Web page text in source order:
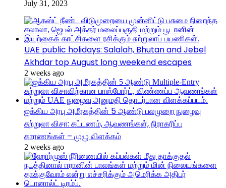
July 31, 2023
UAE public holidays: Salalah, Bhutan and Jebel
Akhdar top August long weekend escapes
2 weeks ago
ஐக்கிய அரபு அமீரகத்தின் 5 ஆண்டு பலமுறை நுழைவு
சுற்றுலா விசா: கட்டணம், ஆவணங்கள், நிராகரிப்பு
காரணங்கள் – முழு விளக்கம்
2 weeks ago